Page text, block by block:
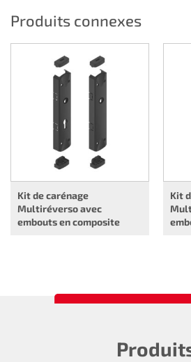
Produits connexes
Kit de carénage
Multiréverso avec
embouts en composite
Kit